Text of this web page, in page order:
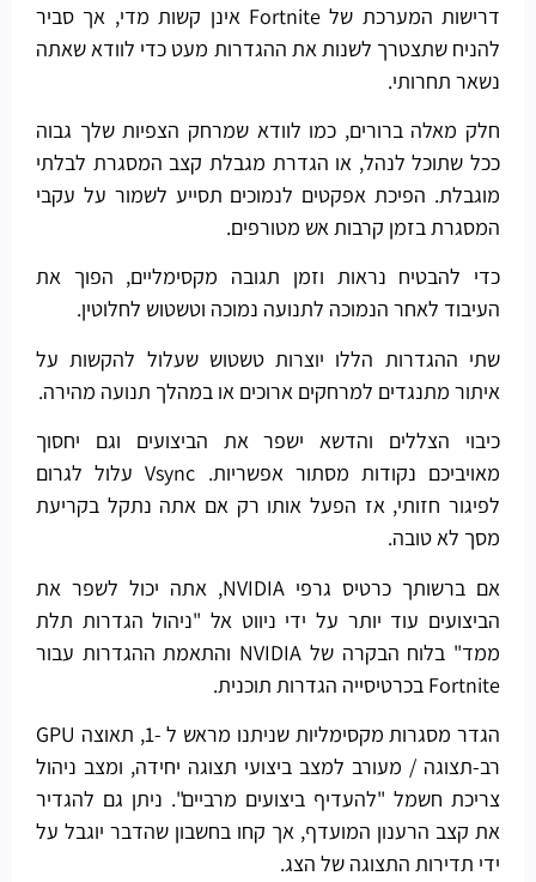
דרישות המערכת של Fortnite אינן קשות מדי, אך סביר
להניח שתצטרך לשנות את ההגדרות מעט כדי לוודא שאתה
נשאר תחרותי.
חלק מאלה ברורים, כמו לוודא שמרחק הצפיות שלך גבוה
ככל שתוכל לנהל, או הגדרת מגבלת קצב המסגרת לבלתי
מוגבלת. הפיכת אפקטים לנמוכים תסייע לשמור על עקבי
המסגרת בזמן קרבות אש מטורפים.
כדי להבטיח נראות וזמן תגובה מקסימליים, הפוך את
העיבוד לאחר הנמוכה לתנועה נמוכה וטשטוש לחלוטין.
שתי ההגדרות הללו יוצרות טשטוש שעלול להקשות על
איתור מתנגדים למרחקים ארוכים או במהלך תנועה מהירה.
כיבוי הצללים והדשא ישפר את הביצועים וגם יחסוך
מאויביכם נקודות מסתור אפשריות. Vsync עלול לגרום
לפיגור חזותי, אז הפעל אותו רק אם אתה נתקל בקריעת
מסך לא טובה.
אם ברשותך כרטיס גרפי NVIDIA, אתה יכול לשפר את
הביצועים עוד יותר על ידי ניווט אל "ניהול הגדרות תלת
ממד" בלוח הבקרה של NVIDIA והתאמת ההגדרות עבור
Fortnite בכרטיסייה הגדרות תוכנית.
הגדר מסגרות מקסימליות שניתנו מראש ל -1, תאוצה GPU
רב-תצוגה / מעורב למצב ביצועי תצוגה יחידה, ומצב ניהול
צריכת חשמל "להעדיף ביצועים מרביים". ניתן גם להגדיר
את קצב הרענון המועדף, אך קחו בחשבון שהדבר יוגבל על
ידי תדירות התצוגה של הצג.